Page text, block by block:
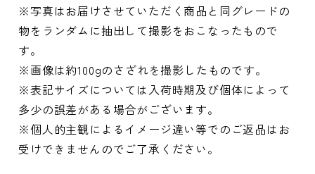
※写真はお届けさせていただく商品と同グレードの
物をランダムに抽出して撮影をおこなったもので
す。
※画像は約100gのさざれを撮影したものです。
※表記サイズについては入荷時期及び個体によって
多少の誤差がある場合がございます。
※個人的主観によるイメージ違い等でのご返品はお
受けできませんのでご了承ください。